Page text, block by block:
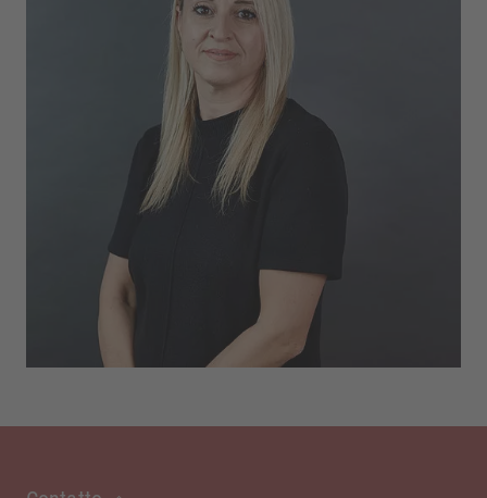
COME POSSIAMO AIUTARLA?